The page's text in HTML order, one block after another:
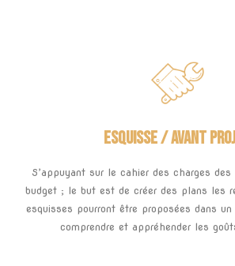
ESQUISSE / AVANT
S’appuyant sur le cahier des charges
budget ; le but est de créer des plans les
esquisses pourront être proposées dans
comprendre et appréhender les